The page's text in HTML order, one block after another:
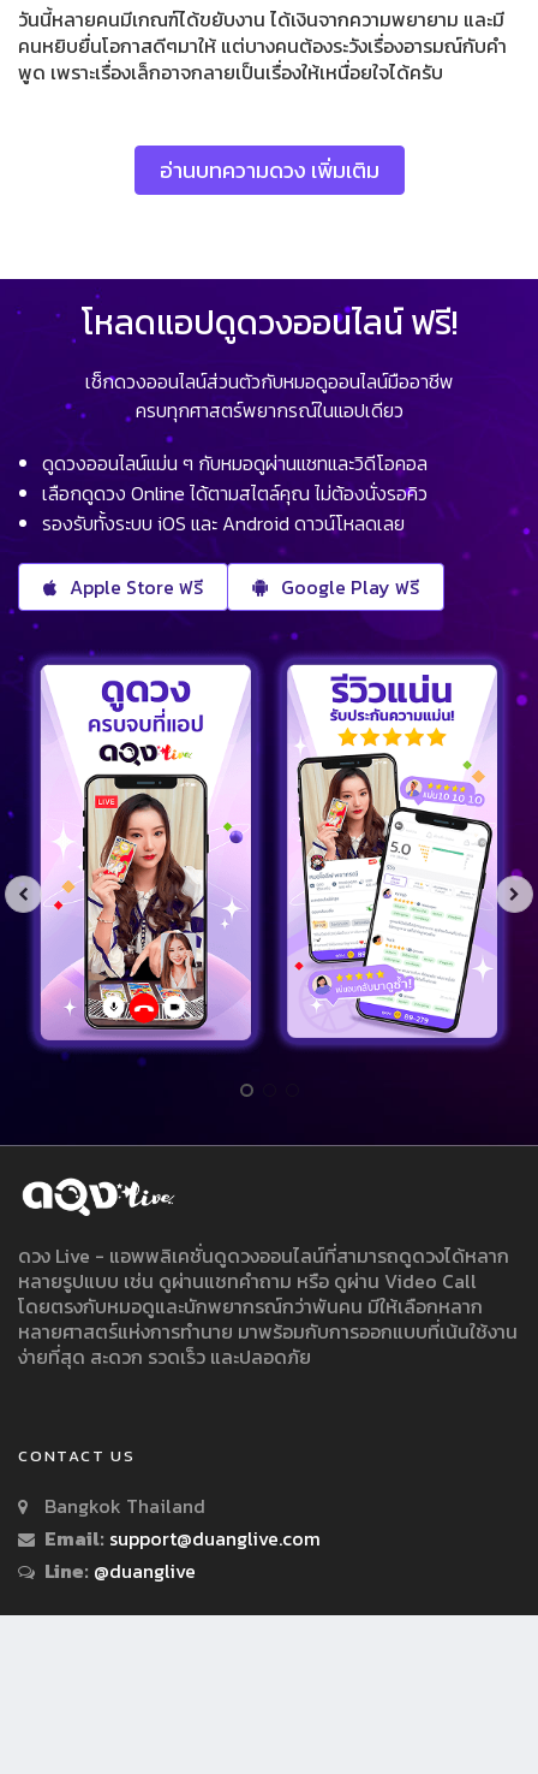
วันนี้หลายคนมีเกณฑ์ได้ขยับงาน ได้เงินจากความพยายาม และมี
คนหยิบยื่นโอกาสดีๆมาให้ แต่บางคนต้องระวังเรื่องอารมณ์กับคำ
พูด เพราะเรื่องเล็กอาจกลายเป็นเรื่องให้เหนื่อยใจได้ครับ
อ่านบทความดวง เพิ่มเติม
โหลดแอปดูดวงออนไลน์ ฟรี!
เช็กดวงออนไลน์ส่วนตัวกับหมอดูออนไลน์มืออาชีพ
ครบทุกศาสตร์พยากรณ์ในแอปเดียว
ดูดวงออนไลน์แม่น ๆ กับหมอดูผ่านแชทและวิดีโอคอล
เลือกดูดวง Online ได้ตามสไตล์คุณ ไม่ต้องนั่งรอคิว
รองรับทั้งระบบ iOS และ Android ดาวน์โหลดเลย
Apple Store ฟรี Google Play ฟรี
ดวง Live - แอพพลิเคชั่นดูดวงออนไลน์ที่สามารถดูดวงได้หลาก
หลายรูปแบบ เช่น ดูผ่านแชทคำถาม หรือ ดูผ่าน Video Call
โดยตรงกับหมอดูและนักพยากรณ์กว่าพันคน มีให้เลือกหลาก
หลายศาสตร์แห่งการทำนาย มาพร้อมกับการออกแบบที่เน้นใช้งาน
ง่ายที่สุด สะดวก รวดเร็ว และปลอดภัย
CONTACT US
Bangkok Thailand
Email: support@duanglive.com
Line: @duanglive